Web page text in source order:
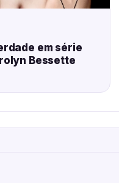
em série
Bessette